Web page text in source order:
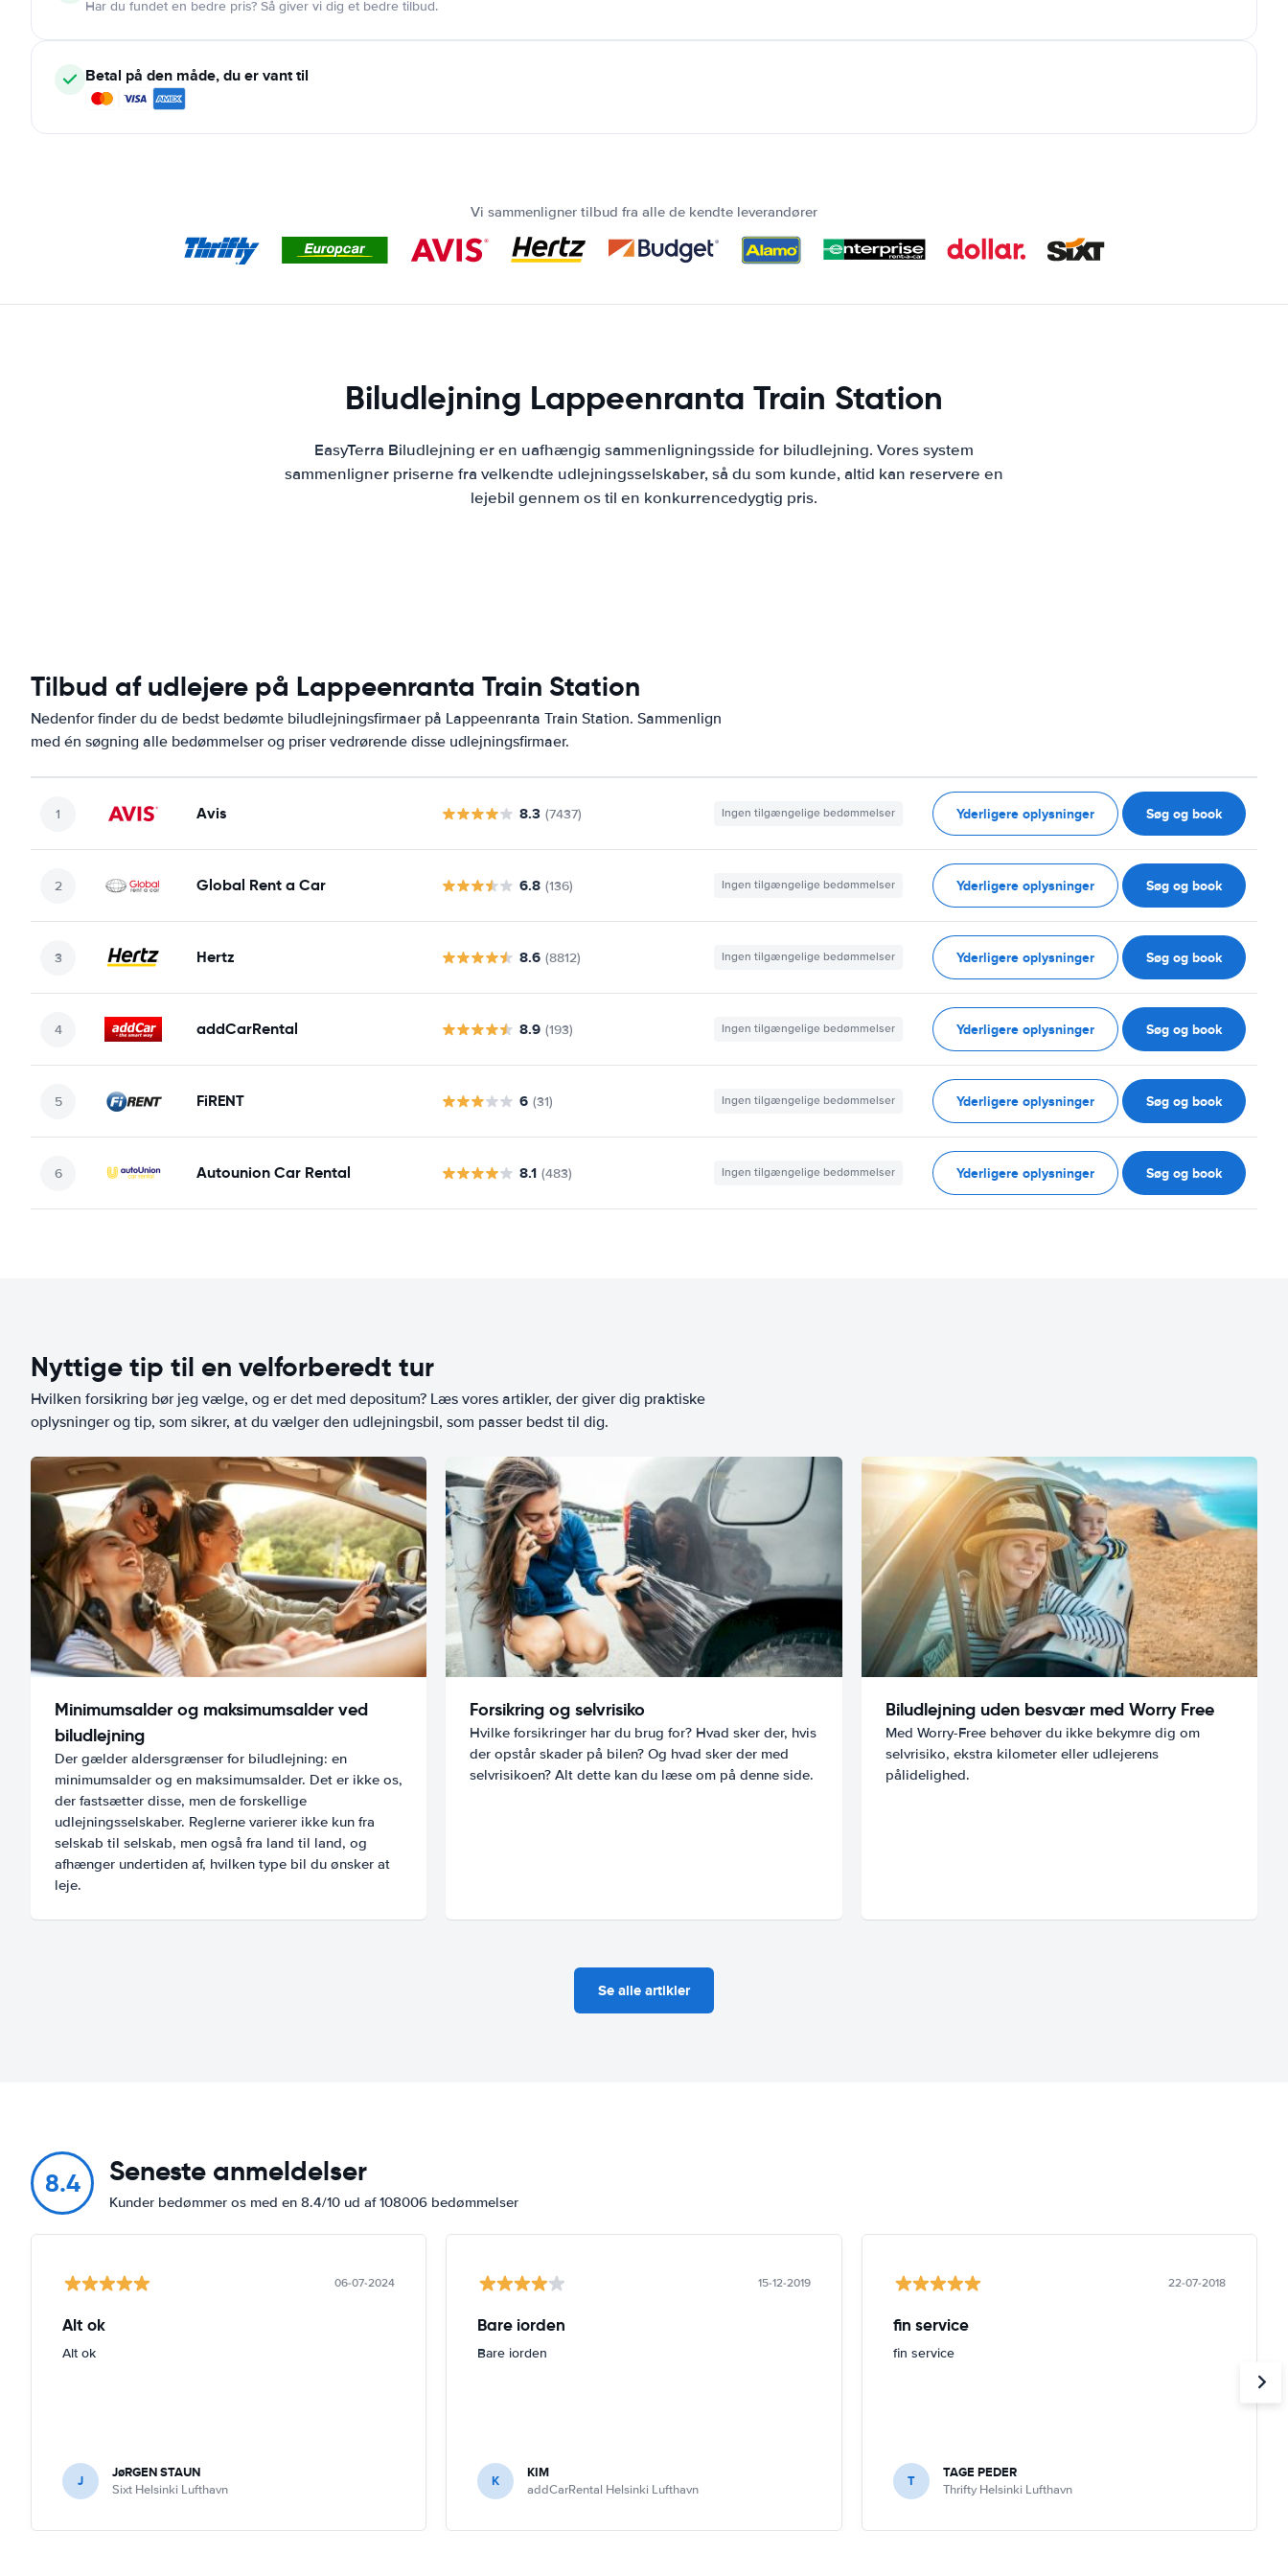
Har du fundet en bedre pris? Så giver vi dig et bedre tilbud.
Betal på den måde, du er vant til
Vi sammenligner tilbud fra alle de kendte leverandører
Biludlejning Lappeenranta Train Station
EasyTerra Biludlejning er en uafhængig sammenligningsside for biludlejning. Vores system
sammenligner priserne fra velkendte udlejningsselskaber, så du som kunde, altid kan reservere en
lejebil gennem os til en konkurrencedygtig pris.
Tilbud af udlejere på Lappeenranta Train Station
Nedenfor finder du de bedst bedømte biludlejningsfirmaer på Lappeenranta Train Station. Sammenlign
med én søgning alle bedømmelser og priser vedrørende disse udlejningsfirmaer.
Avis 8.3 (7437) Ingen tilgængelige bedømmelser Yderligere oplysninger Søg og book
Global Rent a Car 6.8 (136) Ingen tilgængelige bedømmelser Yderligere oplysninger Søg og book
Hertz 8.6 (8812) Ingen tilgængelige bedømmelser Yderligere oplysninger Søg og book
addCarRental 8.9 (193) Ingen tilgængelige bedømmelser Yderligere oplysninger Søg og book
FiRENT 6 (31) Ingen tilgængelige bedømmelser Yderligere oplysninger Søg og book
Autounion Car Rental 8.1 (483) Ingen tilgængelige bedømmelser Yderligere oplysninger Søg og book
Nyttige tip til en velforberedt tur
Hvilken forsikring bør jeg vælge, og er det med depositum? Læs vores artikler, der giver dig praktiske
oplysninger og tip, som sikrer, at du vælger den udlejningsbil, som passer bedst til dig.
Minimumsalder og maksimumsalder ved
biludlejning
Der gælder aldersgrænser for biludlejning: en
minimumsalder og en maksimumsalder. Det er ikke os,
der fastsætter disse, men de forskellige
udlejningsselskaber. Reglerne varierer ikke kun fra
selskab til selskab, men også fra land til land, og
afhænger undertiden af, hvilken type bil du ønsker at
leje.
Forsikring og selvrisiko
Hvilke forsikringer har du brug for? Hvad sker der, hvis
der opstår skader på bilen? Og hvad sker der med
selvrisikoen? Alt dette kan du læse om på denne side.
Biludlejning uden besvær med Worry Free
Med Worry-Free behøver du ikke bekymre dig om
selvrisiko, ekstra kilometer eller udlejerens
pålidelighed.
Se alle artikler
8.4 Seneste anmeldelser
Kunder bedømmer os med en 8.4/10 ud af 108006 bedømmelser
06-07-2024
Alt ok
Alt ok
J JøRGEN STAUN
Sixt Helsinki Lufthavn
15-12-2019
Bare iorden
Bare iorden
K KIM
addCarRental Helsinki Lufthavn
22-07-2018
fin service
fin service
T TAGE PEDER
Thrifty Helsinki Lufthavn